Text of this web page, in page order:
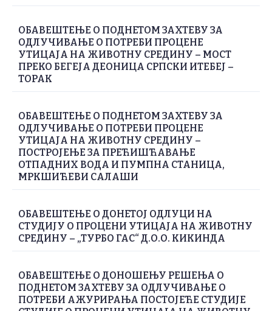
ОБАВЕШТЕЊЕ О ПОДНЕТОМ ЗАХТЕВУ ЗА
ОДЛУЧИВАЊЕ О ПОТРЕБИ ПРОЦЕНЕ
УТИЦАЈА НА ЖИВОТНУ СРЕДИНУ – МОСТ
ПРЕКО БЕГЕЈА ДЕОНИЦА СРПСКИ ИТЕБЕЈ –
ТОРАК
ОБАВЕШТЕЊЕ О ПОДНЕТОМ ЗАХТЕВУ ЗА
ОДЛУЧИВАЊЕ О ПОТРЕБИ ПРОЦЕНЕ
УТИЦАЈА НА ЖИВОТНУ СРЕДИНУ –
ПОСТРОЈЕЊЕ ЗА ПРЕЋИШЋАВАЊЕ
ОТПАДНИХ ВОДА И ПУМПНА СТАНИЦА,
МРКШИЋЕВИ САЛАШИ
ОБАВЕШТЕЊЕ О ДОНЕТОЈ ОДЛУЦИ НА
СТУДИЈУ О ПРОЦЕНИ УТИЦАЈА НА ЖИВОТНУ
СРЕДИНУ – „ТУРБО ГАС“ Д.О.О. КИКИНДА
ОБАВЕШТЕЊЕ О ДОНОШЕЊУ РЕШЕЊА О
ПОДНЕТОМ ЗАХТЕВУ ЗА ОДЛУЧИВАЊЕ О
ПОТРЕБИ АЖУРИРАЊА ПОСТОЈЕЋЕ СТУДИЈЕ